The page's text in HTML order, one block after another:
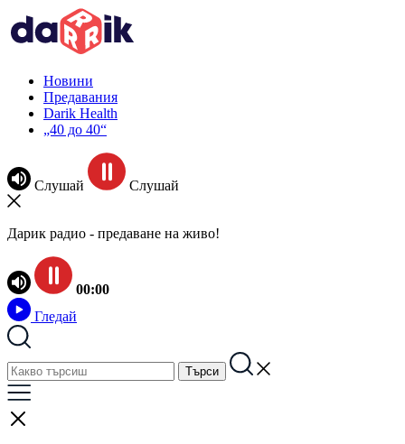
Новини
Предавания
Darik Health
„40 до 40“
Слушай Слушай
Дарик радио - предаване на живо!
00:00
Гледай